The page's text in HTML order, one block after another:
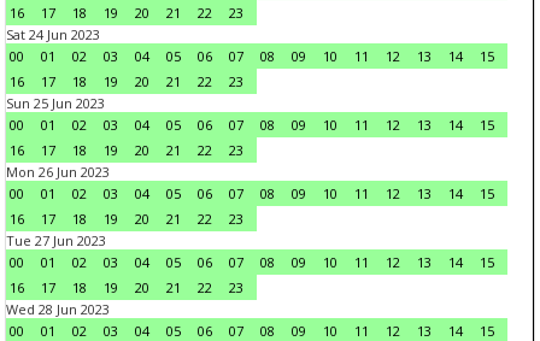
16
17 18 19 20 21 22
23
Sat 24 Jun 2023
00
01 02 03 04 05 06 07 08 09 10 11 12 13 14
15
16
17 18 19 20 21 22
23
Sun 25 Jun 2023
00
01 02 03 04 05 06 07 08 09 10 11 12 13 14
15
16
17 18 19 20 21 22
23
Mon 26 Jun 2023
00
01 02 03 04 05 06 07 08 09 10 11 12 13 14
15
16
17 18 19 20 21 22
23
Tue 27 Jun 2023
00
01 02 03 04 05 06 07 08 09 10 11 12 13 14
15
16
17 18 19 20 21 22
23
Wed 28 Jun 2023
00
01 02 03 04 05 06 07 08 09 10 11 12 13 14
15